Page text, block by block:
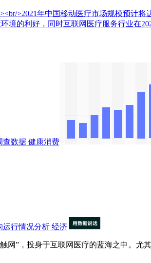
>2021年中国移动医疗市场规模预计
境的利好，同时互联网医疗服务行业在
查数据 健康消费
运行情况分析 经济
”，投身于互联网医疗的蓝海之中。尤